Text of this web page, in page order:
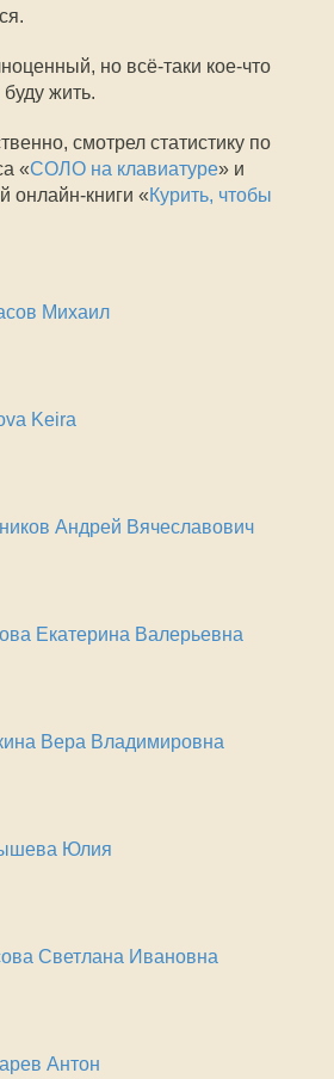
но всё-таки кое-что
жить.
смотрел статистику по
«СОЛО на клавиатуре» и
онлайн-книги «Курить, чтобы
Михаил
Keira
Андрей Вячеславович
Екатерина Валерьевна
Вера Владимировна
Юлия
Светлана Ивановна
Антон